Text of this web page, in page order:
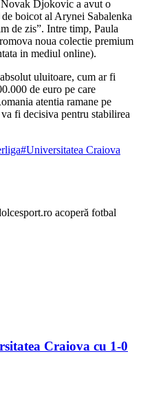
Djokovic a avut o
boicot al Arynei Sabalenka
de zis”. Intre timp, Paula
noua colectie premium
in mediul online).
uluitoare, cum ar fi
de euro pe care
atentia ramane pe
fi decisiva pentru stabilirea
#Universitatea Craiova
acoperă fotbal
Craiova cu 1-0